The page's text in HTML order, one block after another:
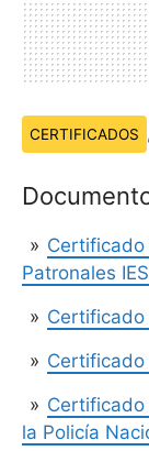
Temas:
CERTIFICADOS ,
Certificado
Patronales
Certificado
Certificado
la Policía